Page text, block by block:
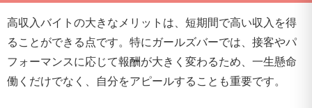
高収入バイトの大きなメリットは、短期間で高い収入を得
ることができる点です。特にガールズバーでは、接客やパ
フォーマンスに応じて報酬が大きく変わるため、一生懸命
働くだけでなく、自分をアピールすることも重要です。